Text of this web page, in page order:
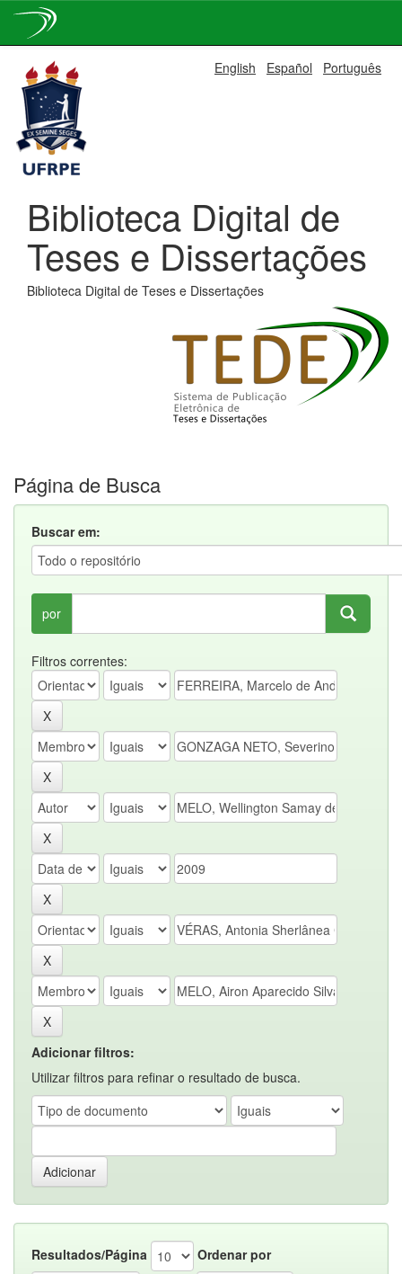
navigation
English Español Português
Biblioteca Digital de
Teses e Dissertações
Biblioteca Digital de Teses e Dissertações
Página de Busca
Buscar em:
por
Filtros correntes:
Adicionar filtros:
Utilizar filtros para refinar o resultado de busca.
Resultados/Página
Ordenar por